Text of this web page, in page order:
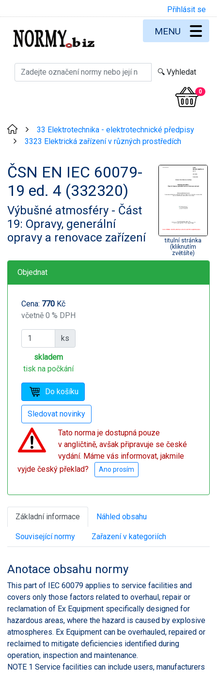
Přihlásit se
0
MENU
33 Elektrotechnika - elektrotechnické předpisy
3323 Elektrická zařízení v různých prostředích
ČSN EN IEC 60079-
19 ed. 4 (332320)
Výbušné atmosféry - Část
19: Opravy, generální
opravy a renovace zařízení
titulní stránka
(kliknutím
zvětšíte)
Objednat
Cena: 770 Kč
včetně 0 % DPH
ks
skladem
tisk na počkání
Tato norma je dostupná pouze
v angličtině, avšak připravuje se české
vydání. Máme vás informovat, jakmile
vyjde český překlad?
Ano prosím
Základní informace Náhled obsahu
Související normy Zařazení v kategoriích
Anotace obsahu normy
This part of IEC 60079 applies to service facilities and
covers only those factors related to overhaul, repair or
reclamation of Ex Equipment specifically designed for
hazardous areas, where the hazard is caused by explosive
atmospheres. Ex Equipment can be overhauled, repaired or
reclaimed to mitigate deficiencies identified during
operation, inspection and maintenance.
NOTE 1 Service facilities can include users, manufacturers